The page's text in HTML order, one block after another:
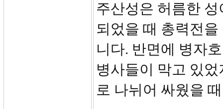
주산성은 허름한
되었을 때 총력전
니다. 반면에 병자
병사들이 막고 있
로 나뉘어 싸웠을